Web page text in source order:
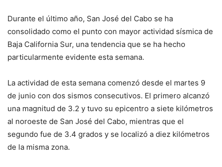
Durante el último año, San José del Cabo se ha
consolidado como el punto con mayor actividad sísmica de
Baja California Sur, una tendencia que se ha hecho
particularmente evidente esta semana.
La actividad de esta semana comenzó desde el martes 9
de junio con dos sismos consecutivos. El primero alcanzó
una magnitud de 3.2 y tuvo su epicentro a siete kilómetros
al noroeste de San José del Cabo, mientras que el
segundo fue de 3.4 grados y se localizó a diez kilómetros
de la misma zona.